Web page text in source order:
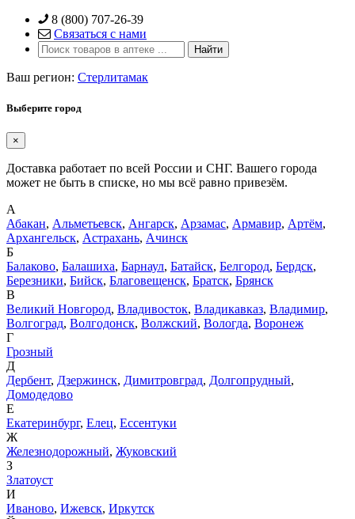
Skip
content
8 (800) 707-26-39
Связаться с нами
Ваш регион: Стерлитамак
Выберите город
×
Доставка работает по всей России и СНГ. Вашего города
может не быть в списке, но мы всё равно привезём.
А
Абакан, Альметьевск, Ангарск, Арзамас, Армавир, Артём,
Архангельск, Астрахань, Ачинск
Б
Балаково, Балашиха, Барнаул, Батайск, Белгород, Бердск,
Березники, Бийск, Благовещенск, Братск, Брянск
В
Великий Новгород, Владивосток, Владикавказ, Владимир,
Волгоград, Волгодонск, Волжский, Вологда, Воронеж
Г
Грозный
Д
Дербент, Дзержинск, Димитровград, Долгопрудный,
Домодедово
Е
Екатеринбург, Елец, Ессентуки
Ж
Железнодорожный, Жуковский
З
Златоуст
И
Иваново, Ижевск, Иркутск